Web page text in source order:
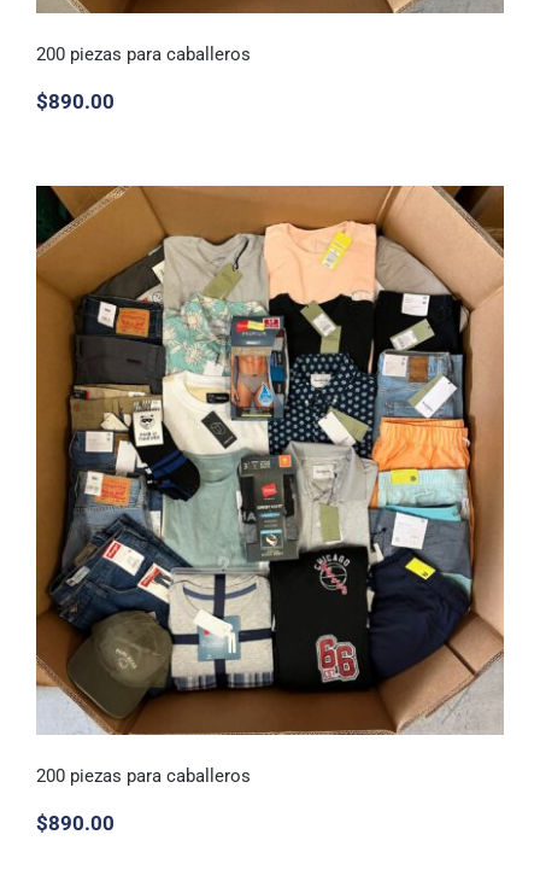
200 piezas para caballeros
200 piezas para caballeros
$890.00
200 piezas para caballeros
$890.00